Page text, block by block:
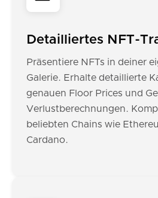
Detailliertes NFT-
Präsentiere NFTs in deiner
Galerie. Erhalte detaillierte
genauen Floor Prices und
Verlustberechnungen.
beliebten Chains wie
Cardano.